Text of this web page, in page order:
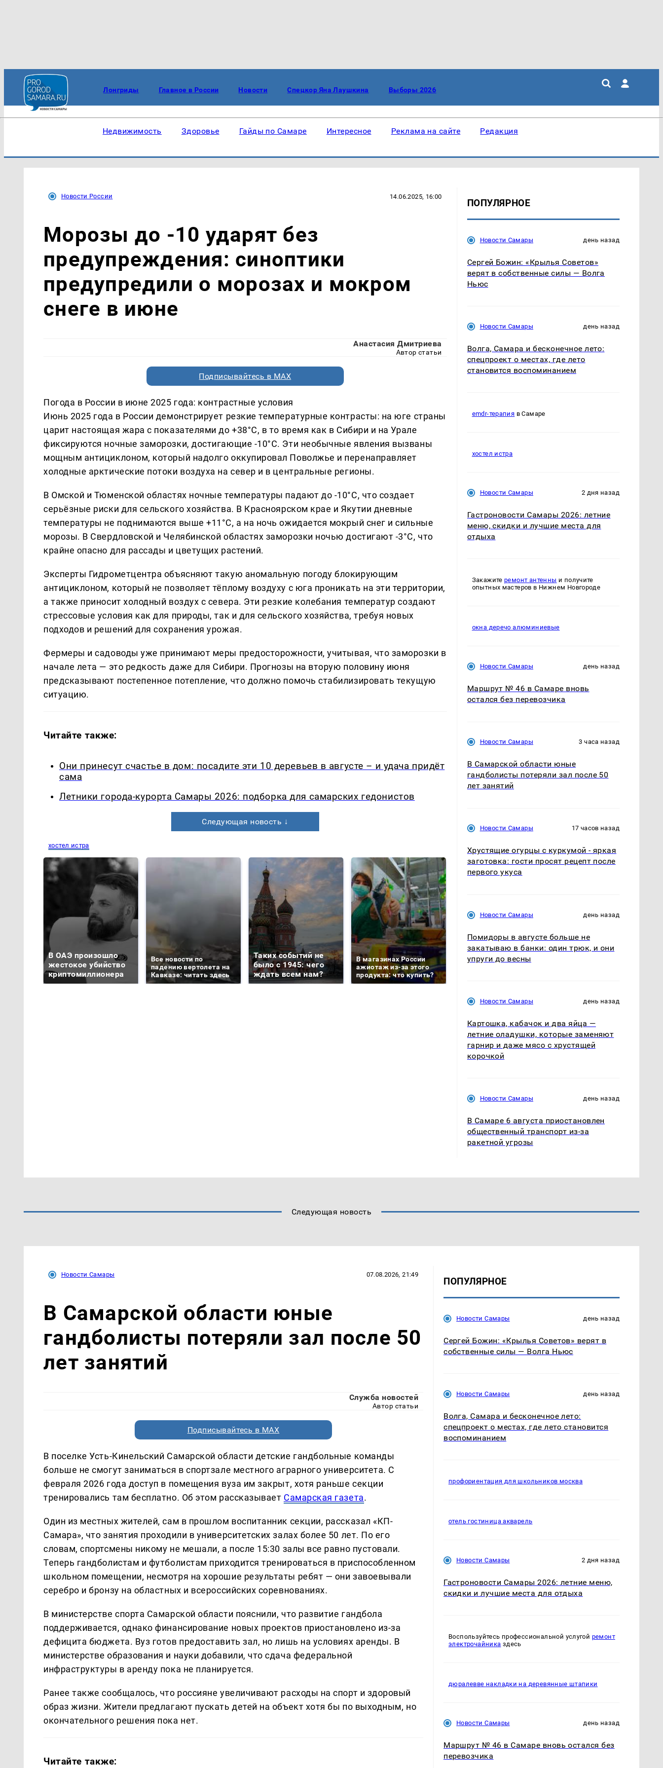
Лонгриды Главное в России Новости Спецкор Яна Лаушкина Выборы 2026
Недвижимость Здоровье Гайды по Самаре Интересное Реклама на сайте Редакция
Новости России 14.06.2025, 16:00
Морозы до -10 ударят без
предупреждения: синоптики
предупредили о морозах и мокром
снеге в июне
Анастасия Дмитриева
Автор статьи
Подписывайтесь в MAX
Погода в России в июне 2025 года: контрастные условия
Июнь 2025 года в России демонстрирует резкие температурные контрасты: на юге страны
царит настоящая жара с показателями до +38°C, в то время как в Сибири и на Урале
фиксируются ночные заморозки, достигающие -10°C. Эти необычные явления вызваны
мощным антициклоном, который надолго оккупировал Поволжье и перенаправляет
холодные арктические потоки воздуха на север и в центральные регионы.
В Омской и Тюменской областях ночные температуры падают до -10°C, что создает
серьёзные риски для сельского хозяйства. В Красноярском крае и Якутии дневные
температуры не поднимаются выше +11°C, а на ночь ожидается мокрый снег и сильные
морозы. В Свердловской и Челябинской областях заморозки ночью достигают -3°C, что
крайне опасно для рассады и цветущих растений.
Эксперты Гидрометцентра объясняют такую аномальную погоду блокирующим
антициклоном, который не позволяет тёплому воздуху с юга проникать на эти территории,
а также приносит холодный воздух с севера. Эти резкие колебания температур создают
стрессовые условия как для природы, так и для сельского хозяйства, требуя новых
подходов и решений для сохранения урожая.
Фермеры и садоводы уже принимают меры предосторожности, учитывая, что заморозки в
начале лета — это редкость даже для Сибири. Прогнозы на вторую половину июня
предсказывают постепенное потепление, что должно помочь стабилизировать текущую
ситуацию.
Читайте также:
Они принесут счастье в дом: посадите эти 10 деревьев в августе – и удача придёт
сама
Летники города-курорта Самары 2026: подборка для самарских гедонистов
Следующая новость ↓
хостел истра
В ОАЭ произошло
жестокое убийство
криптомиллионера
Все новости по
падению вертолета на
Кавказе: читать здесь
Таких событий не
было с 1945: чего
ждать всем нам?
В магазинах России
ажиотаж из-за этого
продукта: что купить?
СМИ: В Химках на
полицейскую
машину напали и
ПОПУЛЯРНОЕ
Новости Самары день назад
Сергей Божин: «Крылья Советов»
верят в собственные силы — Волга
Ньюс
Новости Самары день назад
Волга, Самара и бесконечное лето:
спецпроект о местах, где лето
становится воспоминанием
emdr-терапия в Самаре
хостел истра
Новости Самары 2 дня назад
Гастроновости Самары 2026: летние
меню, скидки и лучшие места для
отдыха
Закажитеремонт антенны и получите
опытных мастеров в Нижнем Новгороде
окна деречо алюминиевые
Новости Самары день назад
Маршрут № 46 в Самаре вновь
остался без перевозчика
Новости Самары 3 часа назад
В Самарской области юные
гандболисты потеряли зал после 50
лет занятий
Новости Самары 17 часов назад
Хрустящие огурцы с куркумой - яркая
заготовка: гости просят рецепт после
первого укуса
Новости Самары день назад
Помидоры в августе больше не
закатываю в банки: один трюк, и они
упруги до весны
Новости Самары день назад
Картошка, кабачок и два яйца —
летние оладушки, которые заменяют
гарнир и даже мясо с хрустящей
корочкой
Новости Самары день назад
В Самаре 6 августа приостановлен
общественный транспорт из-за
ракетной угрозы
Следующая новость
Новости Самары 07.08.2026, 21:49
В Самарской области юные
гандболисты потеряли зал после 50
лет занятий
Служба новостей
Автор статьи
Подписывайтесь в MAX
В поселке Усть-Кинельский Самарской области детские гандбольные команды
больше не смогут заниматься в спортзале местного аграрного университета. С
февраля 2026 года доступ в помещения вуза им закрыт, хотя раньше секции
тренировались там бесплатно. Об этом рассказывает Самарская газета.
Один из местных жителей, сам в прошлом воспитанник секции, рассказал «КП-
Самара», что занятия проходили в университетских залах более 50 лет. По его
словам, спортсмены никому не мешали, а после 15:30 залы все равно пустовали.
Теперь гандболистам и футболистам приходится тренироваться в приспособленном
школьном помещении, несмотря на хорошие результаты ребят — они завоевывали
серебро и бронзу на областных и всероссийских соревнованиях.
В министерстве спорта Самарской области пояснили, что развитие гандбола
поддерживается, однако финансирование новых проектов приостановлено из-за
дефицита бюджета. Вуз готов предоставить зал, но лишь на условиях аренды. В
министерстве образования и науки добавили, что сдача федеральной
инфраструктуры в аренду пока не планируется.
Ранее также сообщалось, что россияне увеличивают расходы на спорт и здоровый
образ жизни. Жители предлагают пускать детей на объект хотя бы по выходным, но
окончательного решения пока нет.
Читайте также:
ПОПУЛЯРНОЕ
Новости Самары день назад
Сергей Божин: «Крылья Советов» верят в
собственные силы — Волга Ньюс
Новости Самары день назад
Волга, Самара и бесконечное лето:
спецпроект о местах, где лето становится
воспоминанием
профориентация для школьников москва
отель гостиница акварель
Новости Самары 2 дня назад
Гастроновости Самары 2026: летние меню,
скидки и лучшие места для отдыха
Воспользуйтесь профессиональной услугой ремонт
электрочайника здесь
дюралевве накладки на деревянные штапики
Новости Самары день назад
Маршрут № 46 в Самаре вновь остался без
перевозчика